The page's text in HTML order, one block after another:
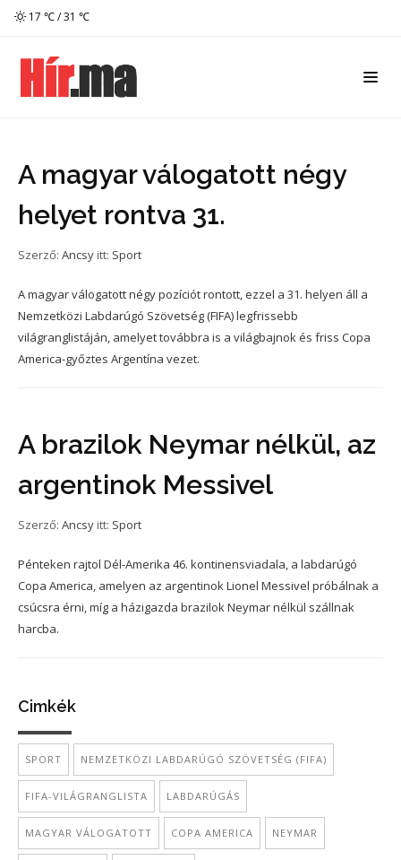
17 ℃ / 31 ℃
A magyar válogatott négy
helyet rontva 31.
Szerző: Ancsy itt: Sport
A magyar válogatott négy pozíciót rontott, ezzel a 31. helyen áll a
Nemzetközi Labdarúgó Szövetség (FIFA) legfrissebb
világranglistáján, amelyet továbbra is a világbajnok és friss Copa
America-győztes Argentína vezet.
A brazilok Neymar nélkül, az
argentinok Messivel
Szerző: Ancsy itt: Sport
Pénteken rajtol Dél-Amerika 46. kontinensviadala, a labdarúgó
Copa America, amelyen az argentinok Lionel Messivel próbálnak a
csúcsra érni, míg a házigazda brazilok Neymar nélkül szállnak
harcba.
Cimkék
SPORT NEMZETKÖZI LABDARÚGÓ SZÖVETSÉG (FIFA)
FIFA-VILÁGRANGLISTA LABDARÚGÁS
MAGYAR VÁLOGATOTT COPA AMERICA NEYMAR